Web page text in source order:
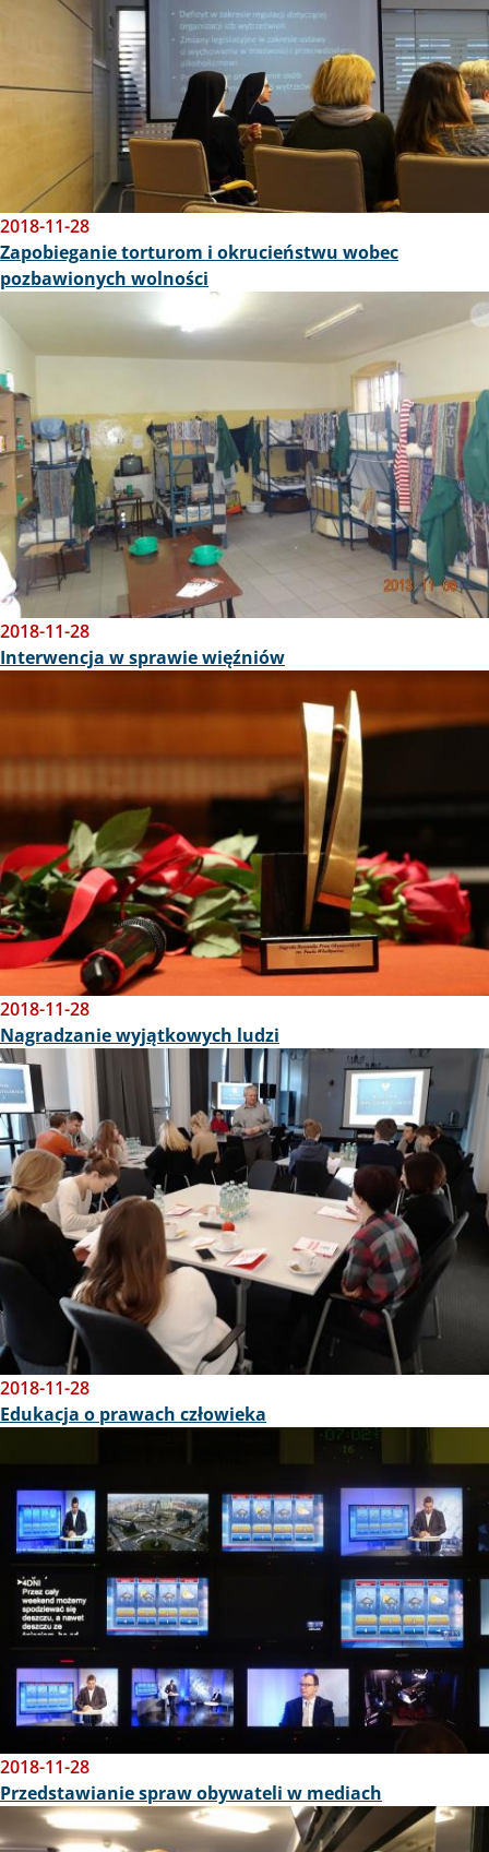
2018-11-28
Zapobieganie torturom i okrucieństwu wobec
pozbawionych wolności
2018-11-28
Interwencja w sprawie więźniów
2018-11-28
Nagradzanie wyjątkowych ludzi
Obraz
2018-11-28
Edukacja o prawach człowieka
2018-11-28
Przedstawianie spraw obywateli w mediach
Obraz